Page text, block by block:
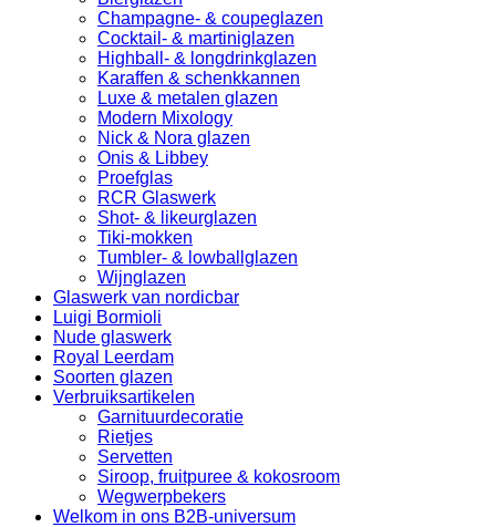
Champagne- & coupeglazen
Cocktail- & martiniglazen
Highball- & longdrinkglazen
Karaffen & schenkkannen
Luxe & metalen glazen
Modern Mixology
Nick & Nora glazen
Onis & Libbey
Proefglas
RCR Glaswerk
Shot- & likeurglazen
Tiki-mokken
Tumbler- & lowballglazen
Wijnglazen
Glaswerk van nordicbar
Luigi Bormioli
Nude glaswerk
Royal Leerdam
Soorten glazen
Verbruiksartikelen
Garnituurdecoratie
Rietjes
Servetten
Siroop, fruitpuree & kokosroom
Wegwerpbekers
Welkom in ons B2B-universum